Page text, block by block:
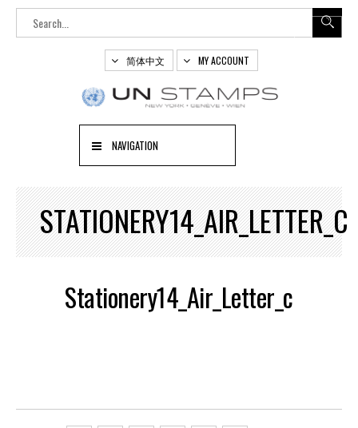
简体中文 MY ACCOUNT
NAVIGATION
STATIONERY14_AIR_LETTER_C
Stationery14_Air_Letter_c